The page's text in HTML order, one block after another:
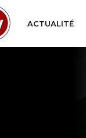
ACTUALITÉ